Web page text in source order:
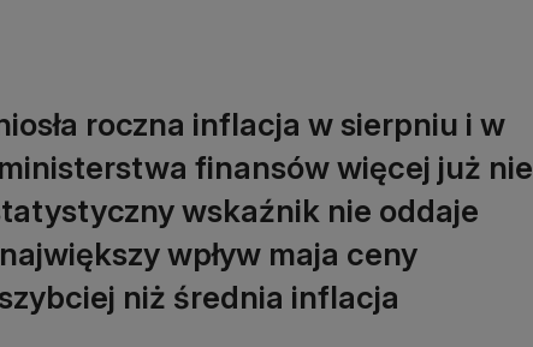
roczna inflacja w sierpniu i w
finansów więcej już nie
wskaźnik nie oddaje
wpływ maja ceny
niż średnia inflacja